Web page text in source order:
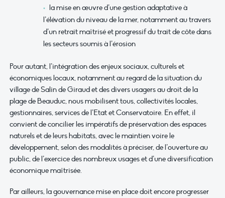
la mise en œuvre d’une gestion adaptative à
l’élévation du niveau de la mer, notamment au travers
d’un retrait maîtrisé et progressif du trait de côte dans
les secteurs soumis à l’érosion
Pour autant, l’intégration des enjeux sociaux, culturels et
économiques locaux, notamment au regard de la situation du
village de Salin de Giraud et des divers usagers au droit de la
plage de Beauduc, nous mobilisent tous, collectivités locales,
gestionnaires, services de l’Etat et Conservatoire. En effet, il
convient de concilier les impératifs de préservation des espaces
naturels et de leurs habitats, avec le maintien voire le
développement, selon des modalités à préciser, de l’ouverture au
public, de l’exercice des nombreux usages et d’une diversification
économique maîtrisée.
Par ailleurs, la gouvernance mise en place doit encore progresser